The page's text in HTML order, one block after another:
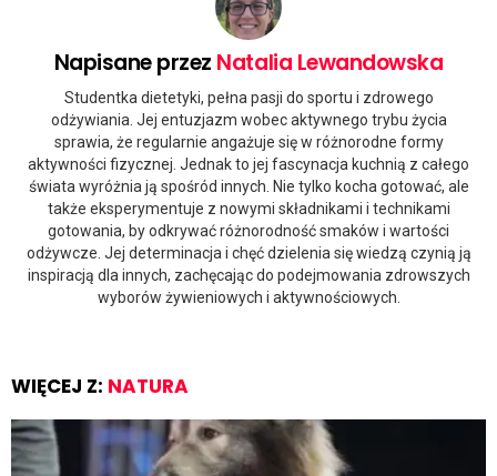
Napisane przez Natalia Lewandowska
Studentka dietetyki, pełna pasji do sportu i zdrowego
odżywiania. Jej entuzjazm wobec aktywnego trybu życia
sprawia, że regularnie angażuje się w różnorodne formy
aktywności fizycznej. Jednak to jej fascynacja kuchnią z całego
świata wyróżnia ją spośród innych. Nie tylko kocha gotować, ale
także eksperymentuje z nowymi składnikami i technikami
gotowania, by odkrywać różnorodność smaków i wartości
odżywcze. Jej determinacja i chęć dzielenia się wiedzą czynią ją
inspiracją dla innych, zachęcając do podejmowania zdrowszych
wyborów żywieniowych i aktywnościowych.
WIĘCEJ Z: NATURA